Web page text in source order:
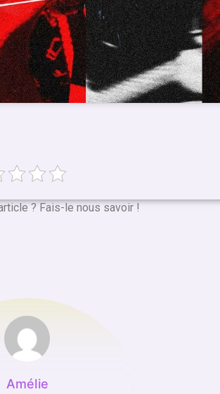
? Fais-le nous savoir !
Amélie